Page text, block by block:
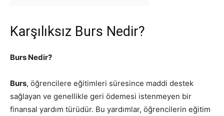
Karşılıksız Burs Nedir?
Burs Nedir?
Burs, öğrencilere eğitimleri süresince maddi destek
sağlayan ve genellikle geri ödemesi istenmeyen bir
finansal yardım türüdür. Bu yardımlar, öğrencilerin eğitim